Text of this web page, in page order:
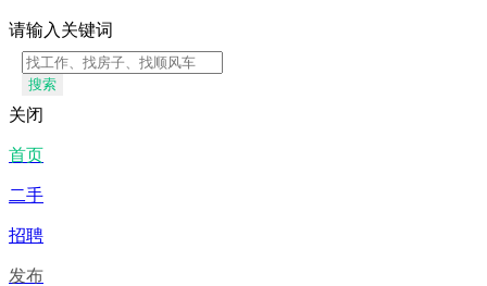
请输入关键词
搜索
关闭
首页
二手
招聘
发布